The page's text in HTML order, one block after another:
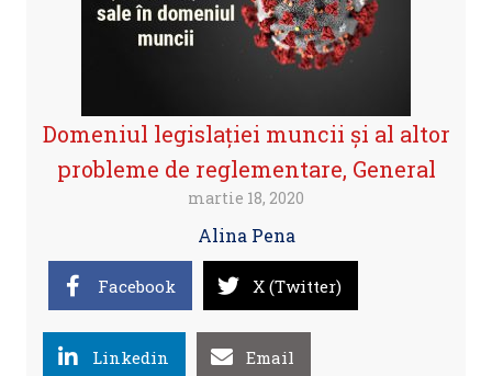
Domeniul legislaţiei muncii şi al altor
probleme de reglementare, General
martie 18, 2020
Alina Pena
Facebook X (Twitter)
Linkedin Email